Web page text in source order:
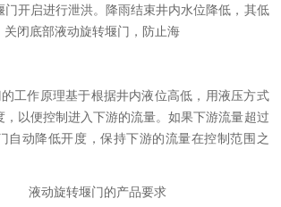
门开启进行泄洪。降雨结束井内水位降低，其低
闭底部液动旋转堰门，防止海
工作原理基于根据井内液位高低，用液压方式
，以便控制进入下游的流量。如果下游流量超过
自动降低开度，保持下游的流量在控制范围之
液动旋转堰门的产品要求